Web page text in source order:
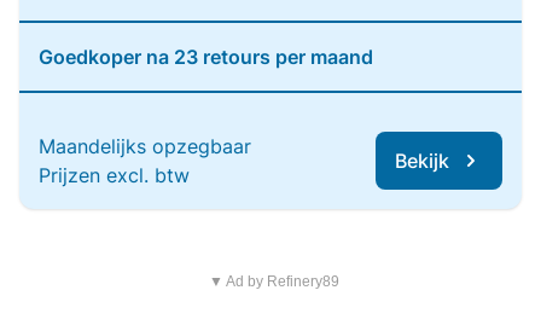
Goedkoper na 23 retours per maand
Maandelijks opzegbaar
Prijzen excl. btw
Bekijk
▼ Ad by Refinery89